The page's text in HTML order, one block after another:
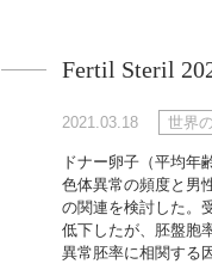
Fertil Steril
2021.03.18 世界
ドナー卵子（平均年
色体異常の頻度と男
の関連を検討した。
低下したが、胚盤胞
異常胚率に相関する